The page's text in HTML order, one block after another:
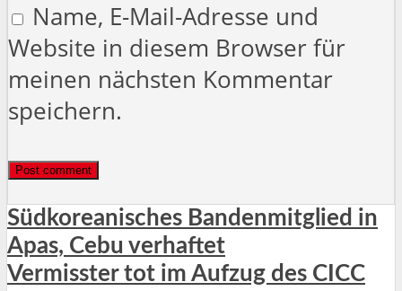
Name, E-Mail-Adresse und
Website in diesem Browser für
meinen nächsten Kommentar
speichern.
Südkoreanisches Bandenmitglied in
Apas, Cebu verhaftet
Vermisster tot im Aufzug des CICC